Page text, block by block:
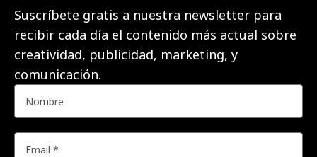
Suscríbete gratis a nuestra newsletter para
recibir cada día el contenido más actual sobre
creatividad, publicidad, marketing, y
comunicación.